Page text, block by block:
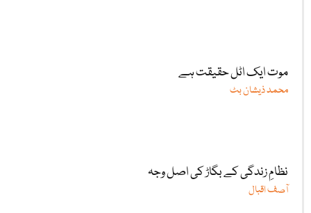
موت ایک اٹل حقیقت ہے
محمد ذیشان بٹ
نظامِ زندگی کے بگاڑ کی اصل وجہ
آصف اقبال